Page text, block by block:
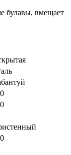
булавы, вмещает